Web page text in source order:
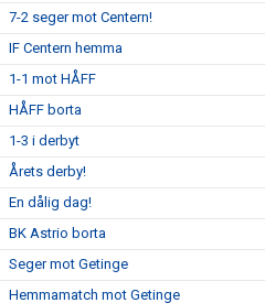
7-2 seger mot Centern!
IF Centern hemma
1-1 mot HÅFF
HÅFF borta
1-3 i derbyt
Årets derby!
En dålig dag!
BK Astrio borta
Seger mot Getinge
Hemmamatch mot Getinge